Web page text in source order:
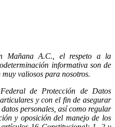
Mañana A.C., el respeto a la
informativa son de
valiosos para nosotros.
de Protección de Datos
y con el fin de asegurar
personales, así como regular
y oposición del manejo de los